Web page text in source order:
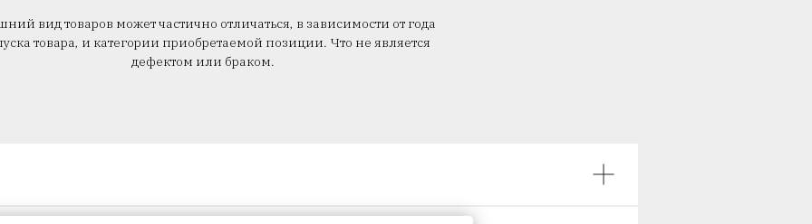
вид товаров может частично отличаться, в зависимости от года
товара, и категории приобретаемой позиции. Что не является
дефектом или браком.